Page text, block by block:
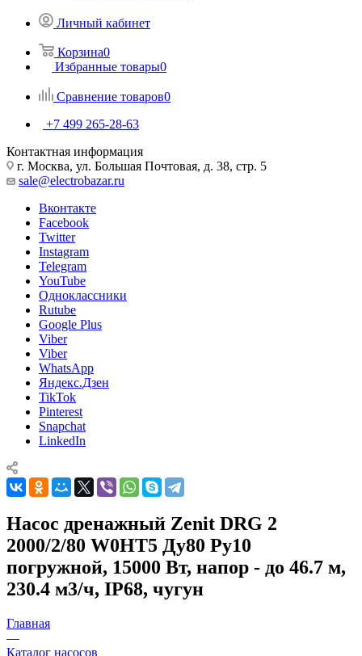
Личный кабинет
Корзина0
Избранные товары0
Сравнение товаров0
+7 499 265-28-63
Контактная информация
г. Москва, ул. Большая Почтовая, д. 38, стр. 5
sale@electrobazar.ru
Вконтакте
Facebook
Twitter
Instagram
Telegram
YouTube
Одноклассники
Rutube
Google Plus
Viber
Viber
WhatsApp
Яндекс.Дзен
TikTok
Pinterest
Snapchat
LinkedIn
Насос дренажный Zenit DRG 2
2000/2/80 W0HT5 Ду80 Ру10
погружной, 15000 Вт, напор - до 46.7 м,
230.4 м3/ч, IP68, чугун
Главная
—
Каталог насосов